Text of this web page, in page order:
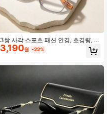
3쌍 사각 스포츠 패션 안경, 초경량, 유
니섹스, 컴퓨터, 독서, 게임, TV, 휴대
폰 등에 적합, 눈 피로 방지, 투명 렌즈,
3,190원 -22%